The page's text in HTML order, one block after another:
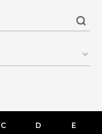
C D E